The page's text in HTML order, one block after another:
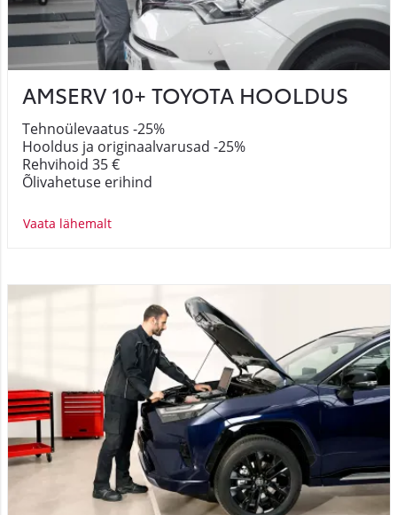
AMSERV 10+ TOYOTA HOOLDUS
Tehnoülevaatus -25%
Hooldus ja originaalvarusad -25%
Rehvihoid 35 €
Õlivahetuse erihind
Vaata lähemalt